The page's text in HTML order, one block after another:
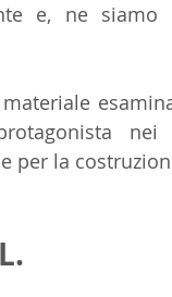
e, ne
nei
per la